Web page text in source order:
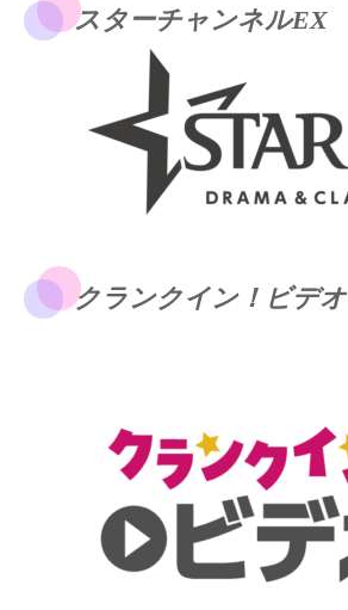
スターチャンネルEX
クランクイン！ビデオ